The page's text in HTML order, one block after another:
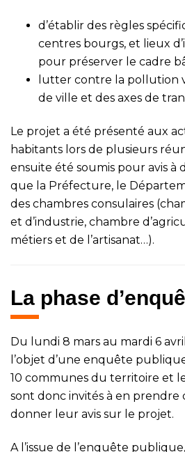
d’établir des règles
centres bourgs, et lieux
pour préserver le cadre
lutter contre la pollution
de ville et des axes de
Le projet a été présenté aux
habitants lors de plusieurs
ensuite été soumis pour avis à
que la Préfecture, le
des chambres consulaires
et d’industrie, chambre
métiers et de l’artisanat…).
La phase
Du lundi 8 mars au mardi 6
l’objet d’une enquête
10 communes du territoire et
sont donc invités à en prendre
donner leur avis sur le projet.
A l’issue de l’enquête